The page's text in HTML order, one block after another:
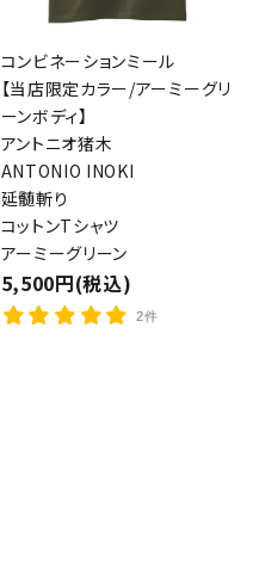
コンビネーションミール
【当店限定カラー/アーミーグリ
ーンボディ】
アントニオ猪木
ANTONIO INOKI
延髄斬り
コットンTシャツ
アーミーグリーン
5,500円(税込)
2件